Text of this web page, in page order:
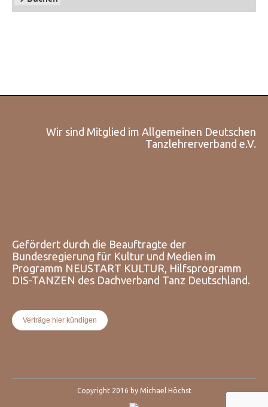
Wir sind Mitglied im Allgemeinen Deutschen
Tanzlehrerverband e.V.
Gefördert durch die Beauftragte der
Bundesregierung für Kultur und Medien im
Programm NEUSTART KULTUR, Hilfsprogramm
DIS-TANZEN des Dachverband Tanz Deutschland.
Verträge hier kündigen
Copyright 2016 by Michael Höchst